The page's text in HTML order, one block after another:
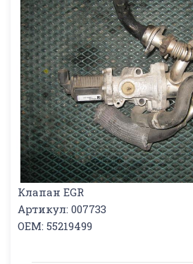
Клапан EGR
Артикул: 007733
OEM: 55219499